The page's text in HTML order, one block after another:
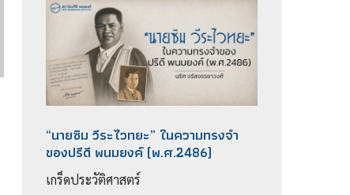
“นายซิม วีระไวทยะ” ในความทรงจำ
ของปรีดี พนมยงค์ (พ.ศ.2486)
เกร็ดประวัติศาสตร์